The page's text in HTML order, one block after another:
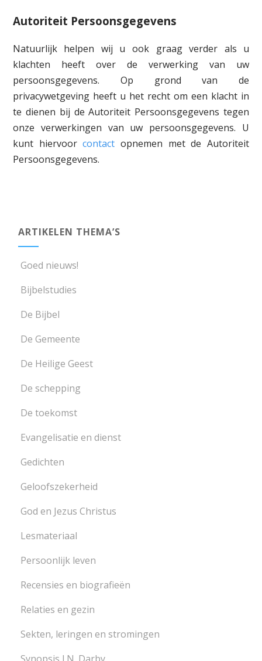
Autoriteit Persoonsgegevens
Natuurlijk helpen wij u ook graag verder als u
klachten heeft over de verwerking van uw
persoonsgegevens. Op grond van de
privacywetgeving heeft u het recht om een klacht in
te dienen bij de Autoriteit Persoonsgegevens tegen
onze verwerkingen van uw persoonsgegevens. U
kunt hiervoorcontact opnemen met de Autoriteit
Persoonsgegevens.
ARTIKELEN THEMA’S
Goed nieuws!
Bijbelstudies
De Bijbel
De Gemeente
De Heilige Geest
De schepping
De toekomst
Evangelisatie en dienst
Gedichten
Geloofszekerheid
God en Jezus Christus
Lesmateriaal
Persoonlijk leven
Recensies en biografieën
Relaties en gezin
Sekten, leringen en stromingen